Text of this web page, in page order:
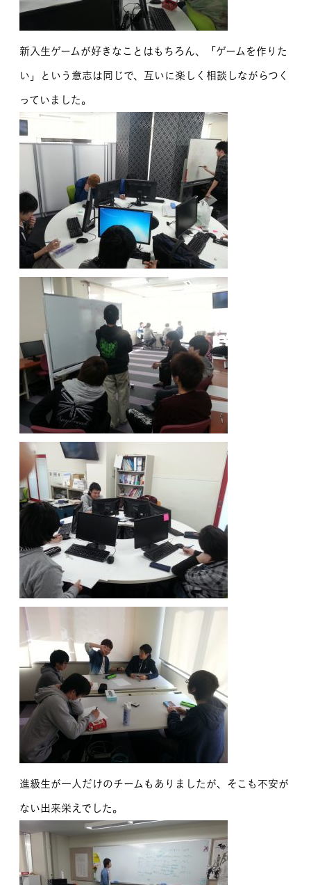
新入生ゲームが好きなことはもちろん、「ゲームを作りた
い」という意志は同じで、互いに楽しく相談しながらつく
っていました。
進級生が一人だけのチームもありましたが、そこも不安が
ない出来栄えでした。